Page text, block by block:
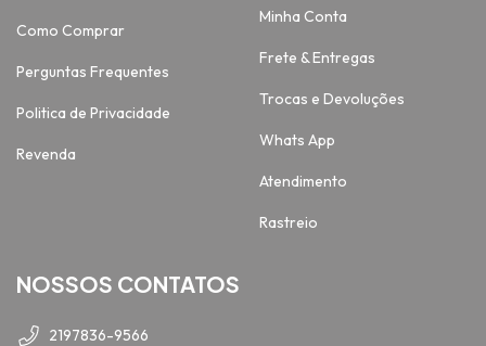
Como Comprar
Perguntas Frequentes
Politica de Privacidade
Revenda
Minha Conta
Frete & Entregas
Trocas e Devoluções
Whats App
Atendimento
Rastreio
NOSSOS CONTATOS
2197836-9566